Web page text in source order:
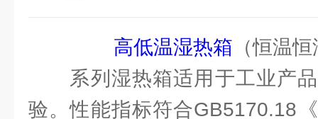
高低温湿热箱 （恒温
系列湿热箱适用于工业产品
验。性能指标符合GB5170.18